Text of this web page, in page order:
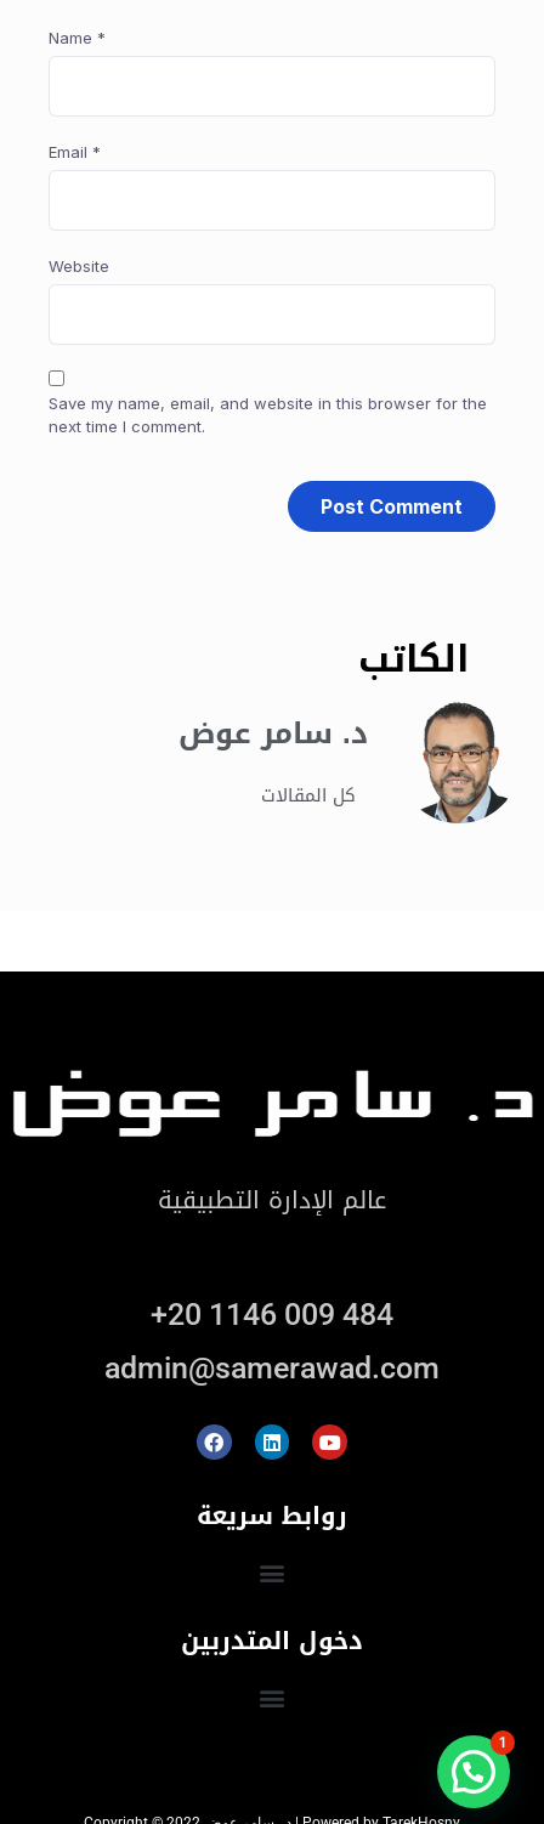
Name *
Email *
Website
Save my name, email, and website in this browser for the
next time I comment.
الكاتب
د. سامر عوض
كل المقالات
عالم الإدارة التطبيقية
+20 1146 009 484
admin@samerawad.com
روابط سريعة
دخول المتدربين
1